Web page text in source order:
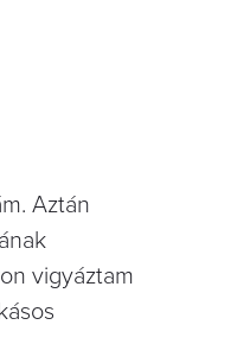
Aztán
vigyáztam